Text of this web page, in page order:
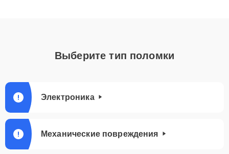
Выберите тип поломки
Электроника
Механические повреждения